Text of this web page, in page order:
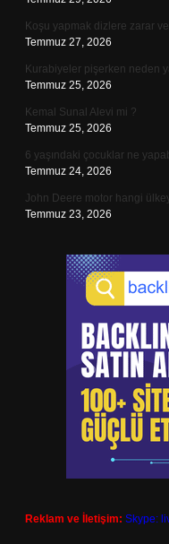
Koşu yapmak dizlere zarar
Temmuz 27, 2026
Kurabiyeler pişerken neden
Temmuz 25, 2026
Kemal Sunal Alevi mi ?
Temmuz 25, 2026
6 yaşındaki çocuklar ne
Temmuz 24, 2026
John Deere motor hangi
Temmuz 23, 2026
Reklam ve İletişim: Skype: